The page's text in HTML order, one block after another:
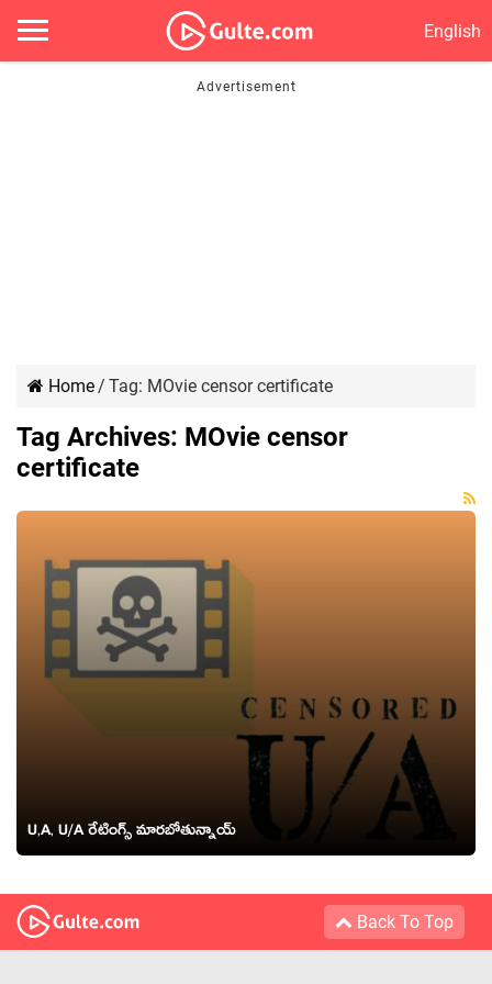
English
Home/ Tag: MOvie censor certificate
Tag Archives: MOvie censor
certificate
U,A, U/A రేటింగ్స్ మార‌బోతున్నాయ్
Back To Top